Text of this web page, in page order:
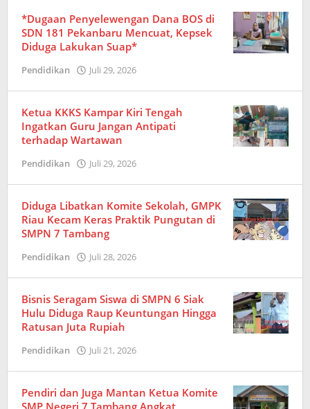
*Dugaan Penyelewengan Dana BOS di
SDN 181 Pekanbaru Mencuat, Kepsek
Diduga Lakukan Suap*
Pendidikan Juli 29, 2026
Ketua KKKS Kampar Kiri Tengah
Ingatkan Guru Jangan Antipati
terhadap Wartawan
Pendidikan Juli 29, 2026
Diduga Libatkan Komite Sekolah, GMPK
Riau Kecam Keras Praktik Pungutan di
SMPN 7 Tambang
Pendidikan Juli 28, 2026
Bisnis Seragam Siswa di SMPN 6 Siak
Hulu Diduga Raup Keuntungan Hingga
Ratusan Juta Rupiah
Pendidikan Juli 21, 2026
Pendiri dan Juga Mantan Ketua Komite
SMP Negeri 7 Tambang Angkat